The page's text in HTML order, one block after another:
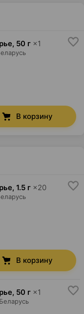
, 50 г ×1
В корзину
, 1.5 г ×20
В корзину
, 50 г ×1